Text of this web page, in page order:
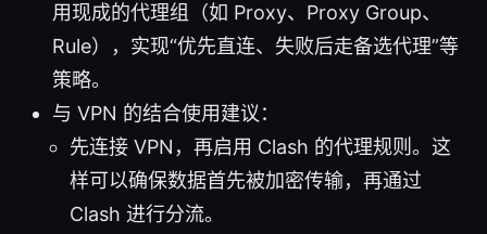
用现成的代理组（如 Proxy、Proxy Group、
Rule），实现“优先直连、失败后走备选代理”等
策略。
与 VPN 的结合使用建议：
先连接 VPN，再启用 Clash 的代理规则。这
样可以确保数据首先被加密传输，再通过
Clash 进行分流。